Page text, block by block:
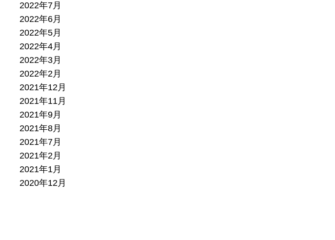
2022年7月
2022年6月
2022年5月
2022年4月
2022年3月
2022年2月
2021年12月
2021年11月
2021年9月
2021年8月
2021年7月
2021年2月
2021年1月
2020年12月